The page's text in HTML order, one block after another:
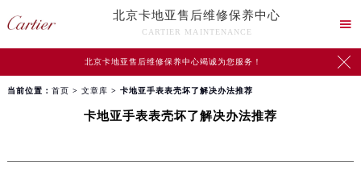
北京卡地亚售后维修保养中心
CARTIER MAINTENANCE

北京卡地亚售后维修保养中心竭诚为您服务！ 
当前位置： 首页 > 文章库 > 卡地亚手表表壳坏了解决办法推荐
卡地亚手表表壳坏了解决办法推荐